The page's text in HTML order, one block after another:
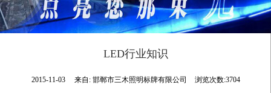
LED行业知识
2015-11-03 来自: 邯郸市三木照明标牌有限公司 浏览次数:3704